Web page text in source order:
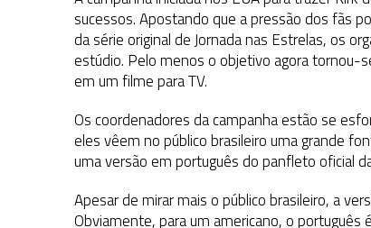
1 DE AGOSTO DE 2026 | ELENCO DE STRANGE NEW WORLDS
31 DE JULHO DE 2026 GRANDES JORNADAS | QUATRO
7 DE AGOSTO DE 2026 | GRANDES JORNADAS | SEIS
sucessos. Apostando que a pressão dos fãs
da série original de Jornada nas Estrelas, os
estúdio. Pelo menos o objetivo agora tornou-
em um filme para TV.
Os coordenadores da campanha estão se
eles vêem no público brasileiro uma grande
uma versão em português do panfleto oficial
Apesar de mirar mais o público brasileiro, a
Obviamente, para um americano, o